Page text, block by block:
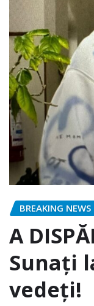
BREAKING NEWS
A
Sunați
vedeți!